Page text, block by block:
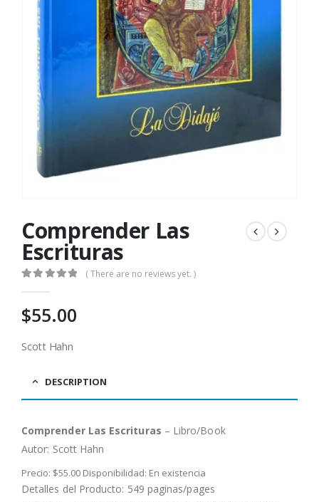
Comprender Las
Escrituras
( There are no reviews yet. )
$55.00
Scott Hahn
DESCRIPTION
Comprender Las Escrituras – Libro/Book
Autor: Scott Hahn
Precio: $55.00 Disponibilidad: En existencia
Detalles del Producto: 549 paginas/pages